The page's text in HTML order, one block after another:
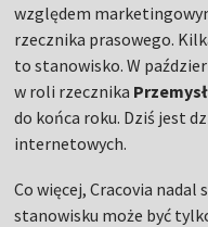
względem
rzecznika prasowego.
to stanowisko. W
w roli rzecznika
do końca roku. Dziś jest
internetowych.
Co więcej, Cracovia nadal
stanowisku może być